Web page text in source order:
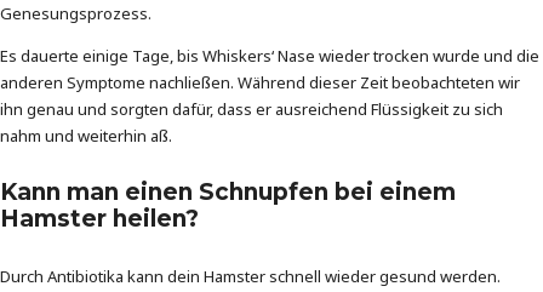
Genesungsprozess.
Es dauerte einige Tage, bis Whiskers‘ Nase wieder trocken wurde und die
anderen Symptome nachließen. Während dieser Zeit beobachteten wir
ihn genau und sorgten dafür, dass er ausreichend Flüssigkeit zu sich
nahm und weiterhin aß.
Kann man einen Schnupfen bei einem
Hamster heilen?
Durch Antibiotika kann dein Hamster schnell wieder gesund werden.